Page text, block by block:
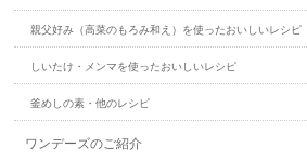
親父好み（高菜のもろみ和え）を使ったおいしいレシピ
しいたけ・メンマを使ったおいしいレシピ
釜めしの素・他のレシピ
ワンデーズのご紹介